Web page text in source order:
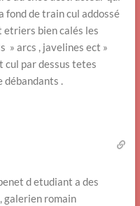
fond de train cul addossé
etriers bien calés les
» arcs , javelines ect »
cul par dessus tetes
débandants .
d etudiant a des
galerien romain